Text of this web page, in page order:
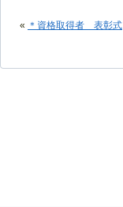
« ＊資格取得者 表彰式